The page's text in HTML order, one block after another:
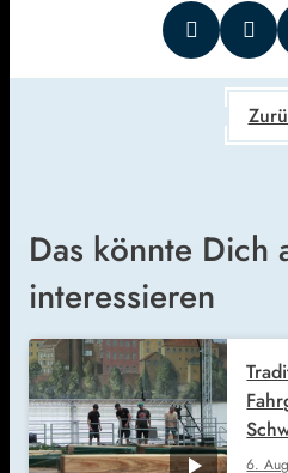
Das könnte Dich
interessieren
6.